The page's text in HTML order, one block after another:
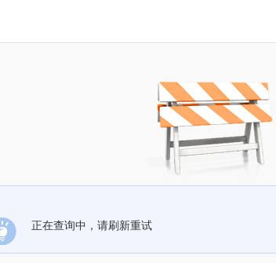
正在查询中，请刷新重试